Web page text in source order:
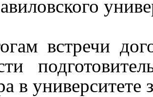
встречи
в университете